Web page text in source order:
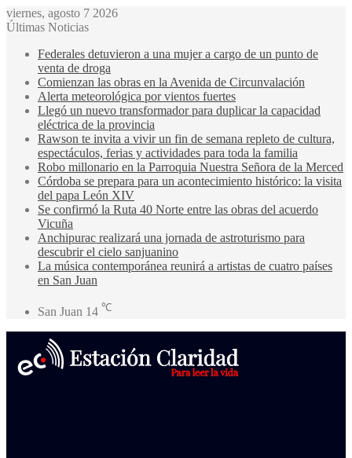
viernes, agosto 7 2026
Últimas Noticias
Federales detuvieron a una mujer a cargo de un punto de
venta de droga
Comienzan las obras en la Avenida de Circunvalación
Alerta meteorológica por vientos fuertes
Llegó un nuevo transformador para duplicar la capacidad
eléctrica de la provincia
Rawson te invita a vivir un fin de semana repleto de cultura,
espectáculos, ferias y actividades para toda la familia
Robo millonario en la Parroquia Nuestra Señora de la Merced
Córdoba se prepara para un acontecimiento histórico: la visita
del papa León XIV
Se confirmó la Ruta 40 Norte entre las obras del acuerdo
Vicuña
Anchipurac realizará una jornada de astroturismo para
descubrir el cielo sanjuanino
La música contemporánea reunirá a artistas de cuatro países
en San Juan
San Juan 14 ℃